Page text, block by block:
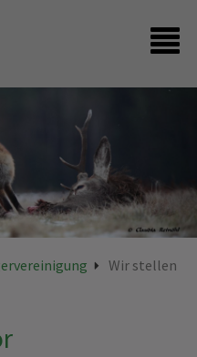
Wir stellen